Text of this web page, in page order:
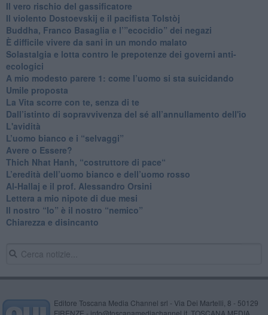
​Il vero rischio del gassificatore
​Il violento Dostoevskij e il pacifista Tolstòj
​Buddha, Franco Basaglia e l’”ecocidio” dei negazi
​È difficile vivere da sani in un mondo malato
Solastalgia e lotta contro le prepotenze dei governi anti-
ecologici
​A mio modesto parere 1: come l’uomo si sta suicidando
​Umile proposta
​La Vita scorre con te, senza di te
​Dall’istinto di sopravvivenza del sé all’annullamento dell'io
L'avidità
​L’uomo bianco e i “selvaggi”
​Avere o Essere?
​Thich Nhat Hanh, “costruttore di pace“
​L’eredità dell’uomo bianco e dell’uomo rosso
Al-Hallaj e il prof. Alessandro Orsini
​Lettera a mio nipote di due mesi
​Il nostro “Io” è il nostro “nemico”
​Chiarezza e disincanto
Editore Toscana Media Channel srl - Via Dei Martelli, 8 - 50129
FIRENZE - info@toscanamediachannel.it. TOSCANA MEDIA